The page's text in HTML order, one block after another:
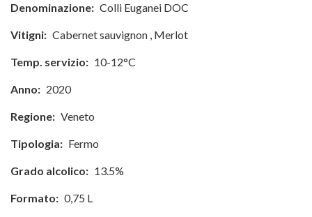
Denominazione: Colli Euganei DOC
Vitigni: Cabernet sauvignon , Merlot
Temp. servizio: 10-12°C
Anno: 2020
Regione: Veneto
Tipologia: Fermo
Grado alcolico: 13.5%
Formato: 0,75 L